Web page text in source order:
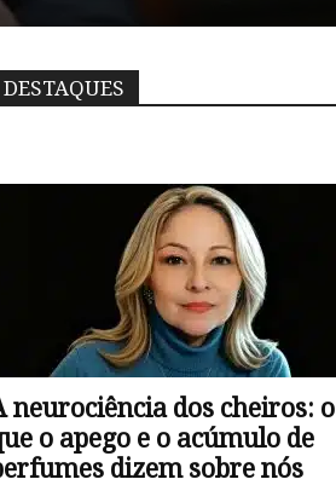
DESTAQUES
neurociência dos cheiros: o
o apego e o acúmulo de
dizem sobre nós